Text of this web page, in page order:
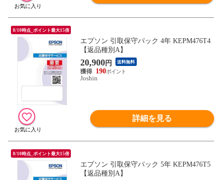
8/10時点_ポイント最大15倍
エプソン 引取保守パック 4年 KEPM476T4
【返品種別A】
20,900円 送料無料
190
Joshin
詳細を見る
8/10時点_ポイント最大15倍
エプソン 引取保守パック 5年 KEPM476T5
【返品種別A】